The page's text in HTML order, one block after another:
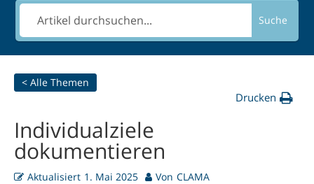
Suche
< Alle Themen
Drucken
Individualziele
dokumentieren
Aktualisiert 1. Mai 2025 Von CLAMA